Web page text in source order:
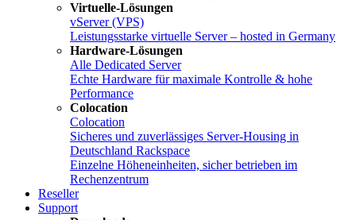
Virtuelle-Lösungen
vServer (VPS)
Leistungsstarke virtuelle Server – hosted in Germany
Hardware-Lösungen
Alle Dedicated Server
Echte Hardware für maximale Kontrolle & hohe
Performance
Colocation
Colocation
Sicheres und zuverlässiges Server-Housing in
Deutschland Rackspace
Einzelne Höheneinheiten, sicher betrieben im
Rechenzentrum
Reseller
Support